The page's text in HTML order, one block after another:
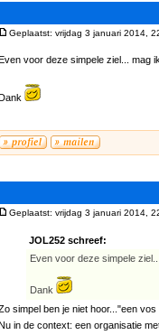
Geplaatst: vrijdag 3 januari 2014,
voor deze simpele ziel... mag
Geplaatst: vrijdag 3 januari 2014,
JOL252 schreef:
Even voor deze simpele
Dank
simpel ben je niet hoor..."een
in de context: een organisatie